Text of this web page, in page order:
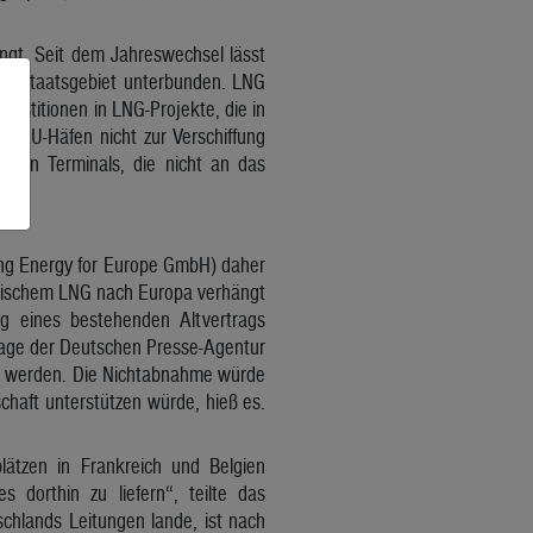
Seit dem Jahreswechsel lässt
Staatsgebiet unterbunden. LNG
in LNG-Projekte, die in
EU-Häfen nicht zur Verschiffung
Terminals, die nicht an das
Energy for Europe GmbH) daher
LNG nach Europa verhängt
eines bestehenden Altvertrags
der Deutschen Presse-Agentur
Die Nichtabnahme würde
unterstützen würde, hieß es.
in Frankreich und Belgien
dorthin zu liefern“, teilte das
Leitungen lande, ist nach